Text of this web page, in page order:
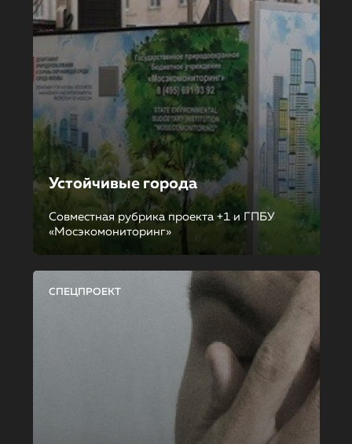
Устойчивые города
Совместная рубрика проекта +1 и ГПБУ
«Мосэкомониторинг»
СПЕЦПРОЕКТ